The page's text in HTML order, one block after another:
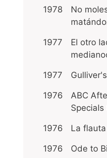
1978
No
1977
El otro
1977
1976
ABC
Specials
1976 La
1976 Ode to